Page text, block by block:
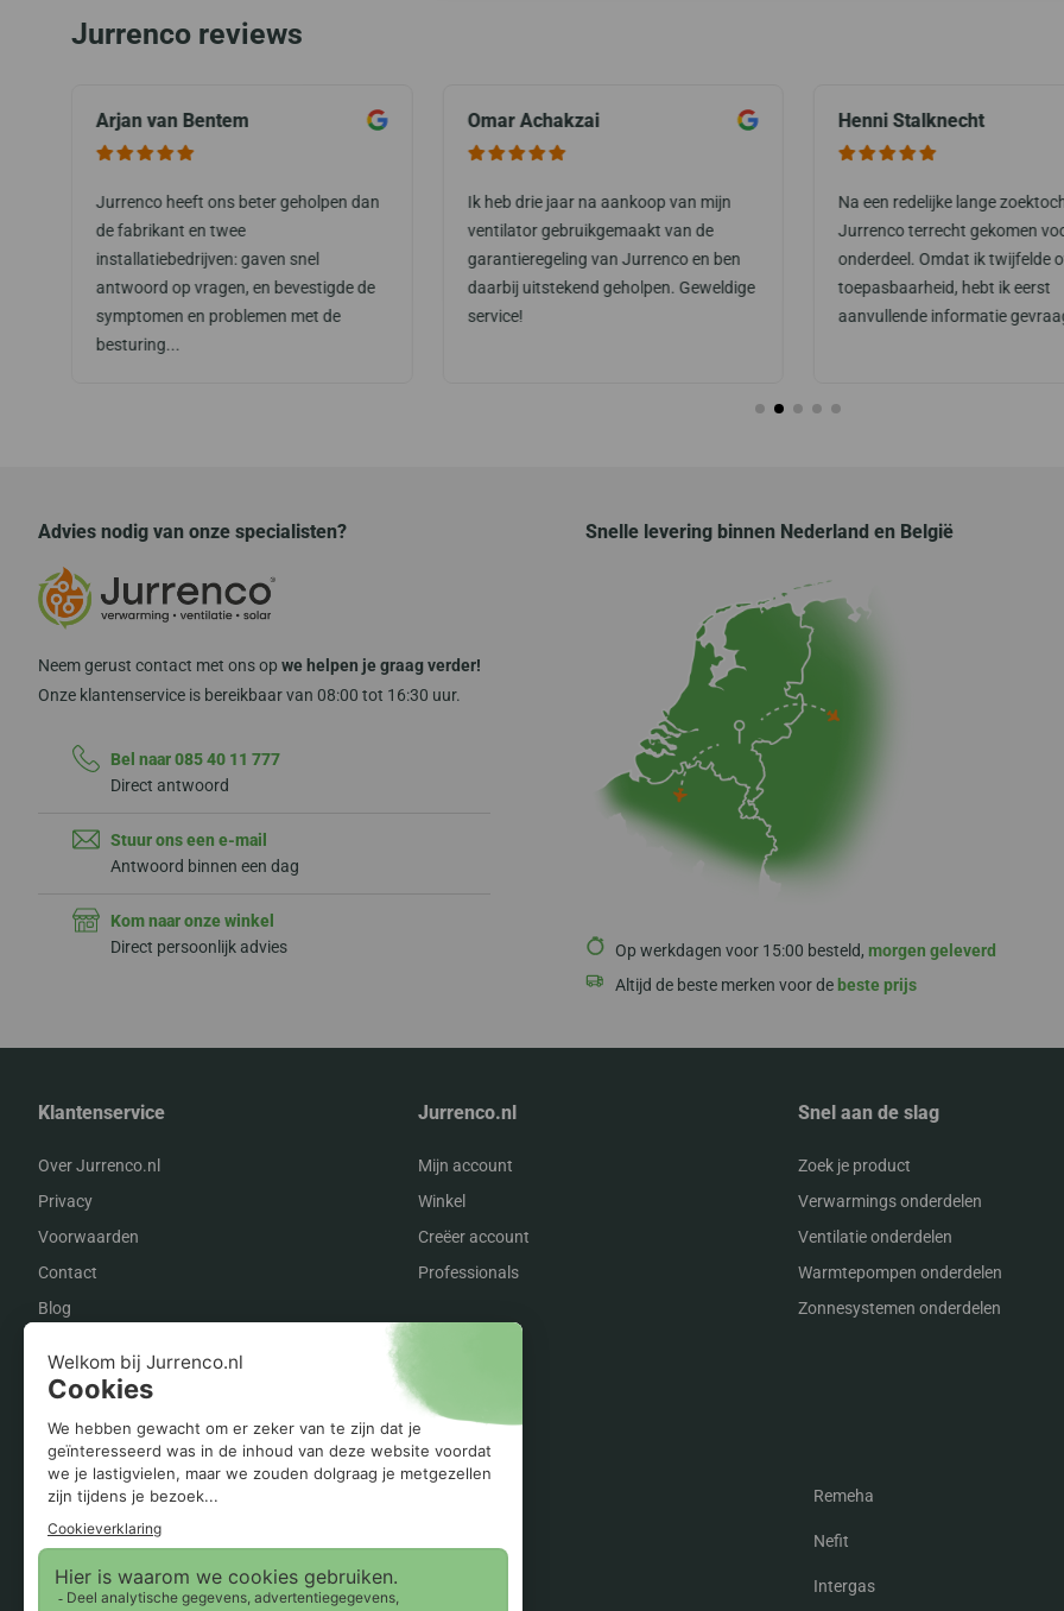
Jurrenco reviews
Arjan van Bentem
Jurrenco heeft ons beter geholpen dan
de fabrikant en twee
installatiebedrijven: gaven snel
antwoord op vragen, en bevestigde de
symptomen en problemen met de
besturing...
Omar Achakzai
Ik heb drie jaar na aankoop van mijn
ventilator gebruikgemaakt van de
garantieregeling van Jurrenco en ben
daarbij uitstekend geholpen. Geweldige
service!
Henni Stalknecht
Na een redelijke lange
Jurrenco terrecht gekomen
onderdeel. Omdat ik twijfelde
toepasbaarheid, hebt ik eerst
aanvullende informatie
Advies nodig van onze specialisten?
Neem gerust contact met ons op we helpen je graag verder!
Onze klantenservice is bereikbaar van 08:00 tot 16:30 uur.
Bel naar 085 40 11 777
Direct antwoord
Stuur ons een e-mail
Antwoord binnen een dag
Kom naar onze winkel
Direct persoonlijk advies
Snelle levering binnen Nederland en België
Op werkdagen voor 15:00 besteld, morgen geleverd
Altijd de beste merken voor de beste prijs
Klantenservice
Over Jurrenco.nl
Privacy
Voorwaarden
Contact
Blog
Jurrenco.nl
Mijn account
Winkel
Creëer account
Professionals
Snel aan de slag
Zoek je product
Verwarmings onderdelen
Ventilatie onderdelen
Warmtepompen onderdelen
Zonnesystemen onderdelen
Onze merken op een rij
Zehnder Remeha
Radson Nefit
Itho Daalderop Intergas